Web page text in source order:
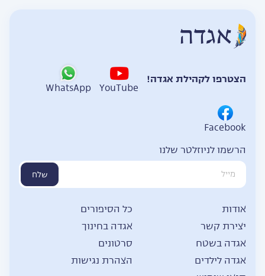
הצטרפו לקהילת אגדה!
YouTube
WhatsApp
Facebook
הרשמו לניוזלטר שלנו
שלח
אודות
כל הסיפורים
יצירת קשר
הצהרת נגישות
אגדה בחינוך
אגדה בשטח
סרטונים
אגדה לילדים